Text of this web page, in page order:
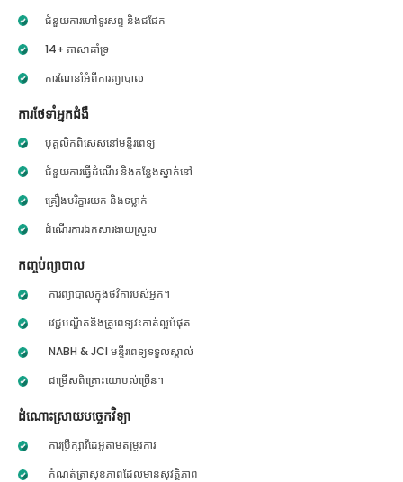
ជំនួយការហៅទូរសព្ទ និងជជែក
14+ ភាសាគាំទ្រ
ការណែនាំអំពីការព្យាបាល
ការថែទាំអ្នកជំងឺ
បុគ្គលិកពិសេសនៅមន្ទីរពេទ្យ
ជំនួយការធ្វើដំណើរ និងកន្លែងស្នាក់នៅ
គ្រឿងបរិក្ខារយក និងទម្លាក់
ដំណើរការឯកសារងាយស្រួល
កញ្ចប់ព្យាបាល
ការព្យាបាលក្នុងថវិការបស់អ្នក។
វេជ្ជបណ្ឌិតនិងគ្រូពេទ្យវះកាត់ល្អបំផុត
NABH & JCI មន្ទីរពេទ្យទទួលស្គាល់
ជម្រើសពិគ្រោះយោបល់ច្រើន។
ដំណោះស្រាយបច្ចេកវិទ្យា
ការប្រឹក្សាវីដេអូតាមតម្រូវការ
កំណត់ត្រាសុខភាពដែលមានសុវត្ថិភាព